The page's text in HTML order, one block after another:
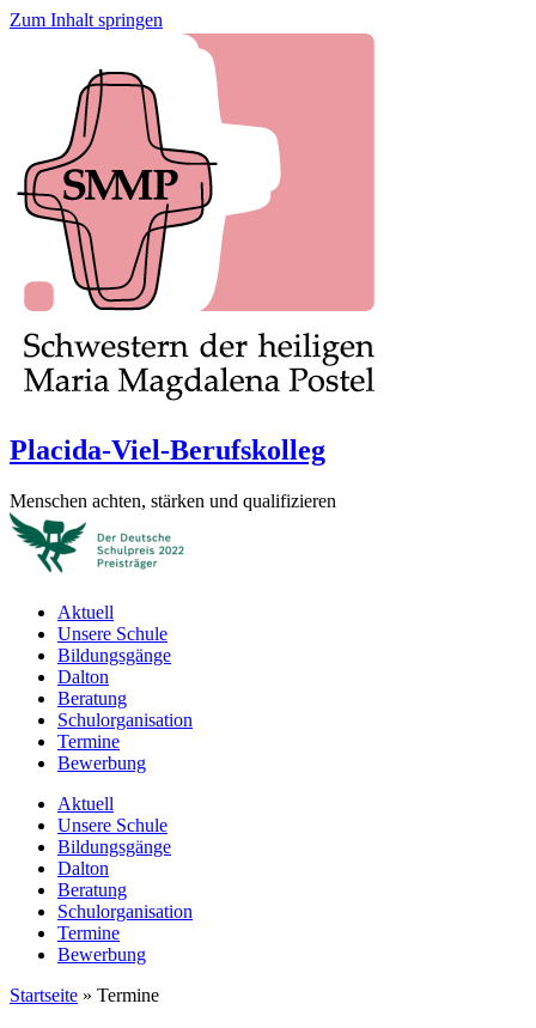
Zum Inhalt springen
Placida-Viel-Berufskolleg
Menschen achten, stärken und qualifizieren
Aktuell
Unsere Schule
Bildungsgänge
Dalton
Beratung
Schulorganisation
Termine
Bewerbung
Aktuell
Unsere Schule
Bildungsgänge
Dalton
Beratung
Schulorganisation
Termine
Bewerbung
Startseite » Termine